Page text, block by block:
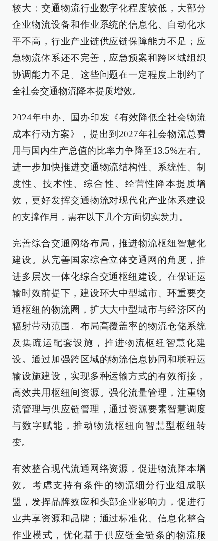
较大；交通物流行业数字化程度较低，大部分
企业物流设备和作业系统的信息化、自动化水
平不高，行业产业链供应链保障能力不足；应
急物流体系还不完善，应急预案和跨区域组织
协调能力不足。这些问题在一定程度上制约了
全社会交通物流降本提质增效。
2024年中办、国办印发《有效降低全社会物流
成本行动方案》，提出到2027年社会物流总费
用与国内生产总值的比率力争降至13.5%左右。
进一步加快推进交通物流结构性、系统性、制
度性、技术性、综合性、经营性降本提质增
效，更好发挥交通物流对现代化产业体系建设
的支撑作用，需在以下几个方面切实发力。
完善综合交通网络布局，推进物流枢纽智慧化
建设。从完善国家综合立体交通网的角度，推
进多层次一体化综合交通枢纽建设。在保证运
输时效前提下，建设环大中型城市、环重要交
通枢纽的物流圈，扩大大中型城市与经济区的
辐射带动范围。布局高覆盖率的物流仓储系统
及集疏运配套设施，推进物流枢纽智慧化建
设。通过加强跨区域的物流信息协同和联程运
输设施建设，实现多种运输方式的有效衔接，
高效共用枢纽间资源。强化流量管理，注重物
流管理与供应链管理，通过资源要素智慧调度
与数字赋能，推动物流枢纽向智慧型枢纽转
变。
有效整合现代流通网络资源，促进物流降本增
效。考虑支持有条件的物流细分行业组成联
盟，发挥品牌效应和头部企业影响力，促进行
业共享资源和品牌；通过标准化、信息化整合
作业模式，优化基于供应链全链条的物流服